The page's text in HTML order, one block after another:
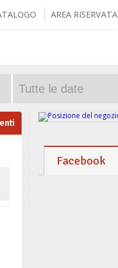
AREA RISERVATA
Facebook